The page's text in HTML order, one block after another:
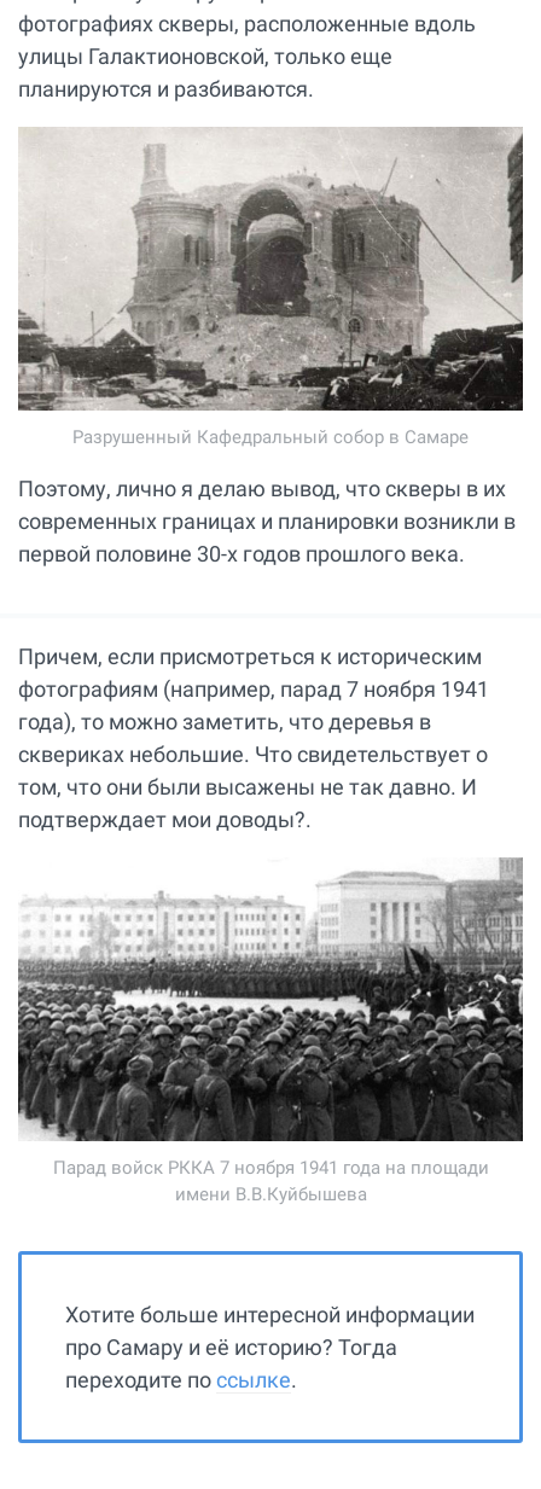
фотографиях скверы, расположенные вдоль
улицы Галактионовской, только еще
планируются и разбиваются.
Разрушенный Кафедральный собор в Самаре
Поэтому, лично я делаю вывод, что скверы в их
современных границах и планировки возникли в
первой половине 30-х годов прошлого века.
Причем, если присмотреться к историческим
фотографиям (например, парад 7 ноября 1941
года), то можно заметить, что деревья в
сквериках небольшие. Что свидетельствует о
том, что они были высажены не так давно. И
подтверждает мои доводы?.
Парад войск РККА 7 ноября 1941 года на площади
имени В.В.Куйбышева
Хотите больше интересной информации
про Самару и её историю? Тогда
переходите поссылке.